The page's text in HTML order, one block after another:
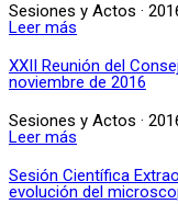
Sesiones y Actos ·
Leer más
XXII Reunión del
noviembre de 2016
Sesiones y Actos ·
Leer más
Sesión Científica
evolución del